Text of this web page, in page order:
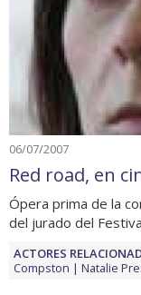
06/07/2007
Red road, en
Ópera prima de la
del jurado del
ACTORES
Compston
Natalie